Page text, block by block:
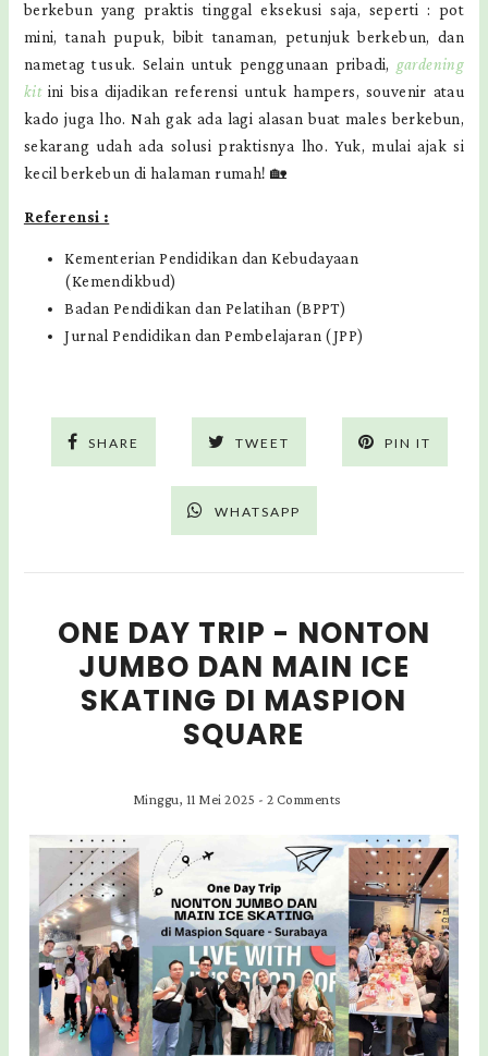
berkebun yang praktis tinggal eksekusi saja, seperti : pot
mini, tanah pupuk, bibit tanaman, petunjuk berkebun, dan
nametag tusuk. Selain untuk penggunaan pribadi, gardening
kitini bisa dijadikan referensi untuk hampers, souvenir atau
kado juga lho. Nah gak ada lagi alasan buat males berkebun,
sekarang udah ada solusi praktisnya lho. Yuk, mulai ajak si
kecil berkebun di halaman rumah! 🏡
Referensi :
Kementerian Pendidikan dan Kebudayaan
(Kemendikbud)
Badan Pendidikan dan Pelatihan (BPPT)
Jurnal Pendidikan dan Pembelajaran (JPP)
SHARE TWEET PIN IT
WHATSAPP
ONE DAY TRIP - NONTON
JUMBO DAN MAIN ICE
SKATING DI MASPION
SQUARE
Minggu, 11 Mei 2025 - 2 Comments